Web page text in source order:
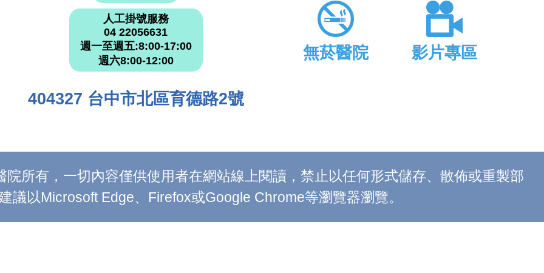
人工掛號服務
04 22056631
週一至週五:8:00-17:00
週六8:00-12:00
404327 台中市北區育德路2號
無菸醫院 影片專區
所有，一切內容僅供使用者在網站線上閱讀，禁止以任何形式儲存、散佈或重製部
議以Microsoft Edge、Firefox或Google Chrome等瀏覽器瀏覽。